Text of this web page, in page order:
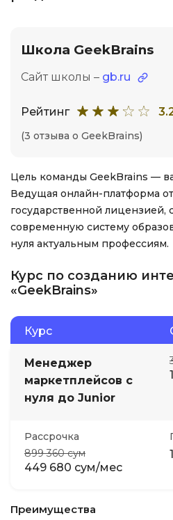
Школа GeekBrains
Сайт школы – gb.ru
Рейтинг
(3 отзыва о GeekBrains)
Цель команды GeekBrains —
Ведущая онлайн-платформа
государственной лицензией,
современную систему
нуля актуальным профессиям.
Курс по созданию
«GeekBrains»
Курс
Менеджер
маркетплейсов с
нуля до Junior
Рассрочка
899 360 сум
449 680 сум/мес
Преимущества